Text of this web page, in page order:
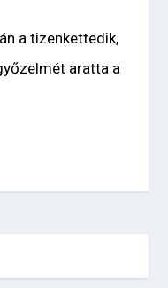
a tizenkettedik,
aratta a